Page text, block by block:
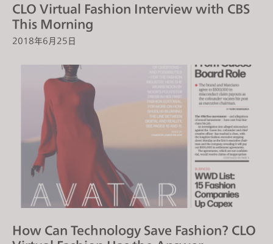
CLO Virtual Fashion Interview with CBS
This Morning
2018年6月25日
How Can Technology Save Fashion? CLO